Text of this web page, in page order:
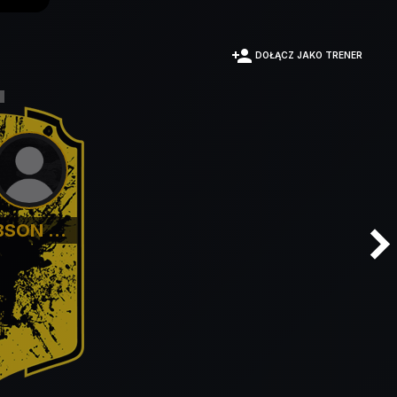
person_add DOŁĄCZ JAKO TRENER
...